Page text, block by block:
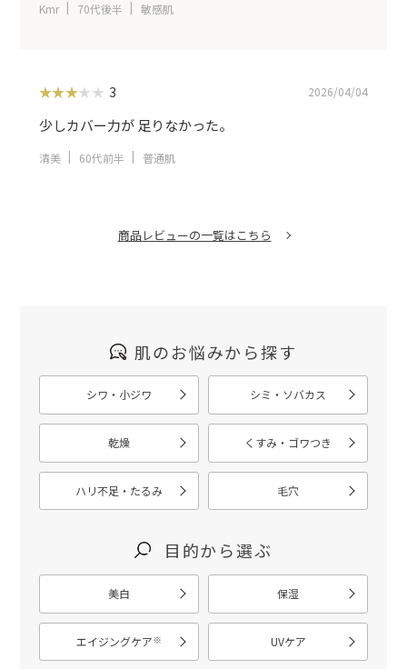
Kmr 70代後半 敏感肌
3 2026/04/04
少しカバー力が 足りなかった。
清美 60代前半 普通肌
商品レビューの一覧はこちら
肌のお悩みから探す
シワ・小ジワ シミ・ソバカス
乾燥 くすみ・ゴワつき
ハリ不足・たるみ 毛穴
目的から選ぶ
美白 保湿
エイジングケア※ UVケア